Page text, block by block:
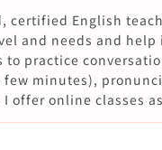
certified English
and needs and
practice
minutes),
offer online classes